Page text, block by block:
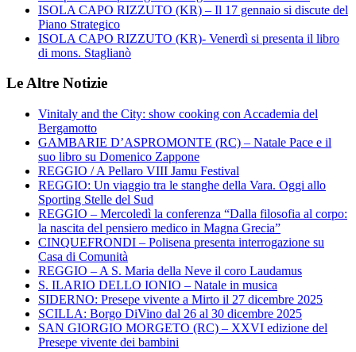
ISOLA CAPO RIZZUTO (KR) – Il 17 gennaio si discute del
Piano Strategico
ISOLA CAPO RIZZUTO (KR)- Venerdì si presenta il libro
di mons. Staglianò
Le Altre Notizie
Vinitaly and the City: show cooking con Accademia del
Bergamotto
GAMBARIE D’ASPROMONTE (RC) – Natale Pace e il
suo libro su Domenico Zappone
REGGIO / A Pellaro VIII Jamu Festival
REGGIO: Un viaggio tra le stanghe della Vara. Oggi allo
Sporting Stelle del Sud
REGGIO – Mercoledì la conferenza “Dalla filosofia al corpo:
la nascita del pensiero medico in Magna Grecia”
CINQUEFRONDI – Polisena presenta interrogazione su
Casa di Comunità
REGGIO – A S. Maria della Neve il coro Laudamus
S. ILARIO DELLO IONIO – Natale in musica
SIDERNO: Presepe vivente a Mirto il 27 dicembre 2025
SCILLA: Borgo DiVino dal 26 al 30 dicembre 2025
SAN GIORGIO MORGETO (RC) – XXVI edizione del
Presepe vivente dei bambini